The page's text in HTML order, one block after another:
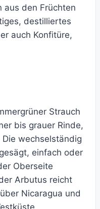
aus den Früchten
destilliertes
auch Konfitüre,
Strauch
bis grauer Rinde,
wechselständig
einfach oder
Oberseite
Arbutus reicht
Nicaragua und